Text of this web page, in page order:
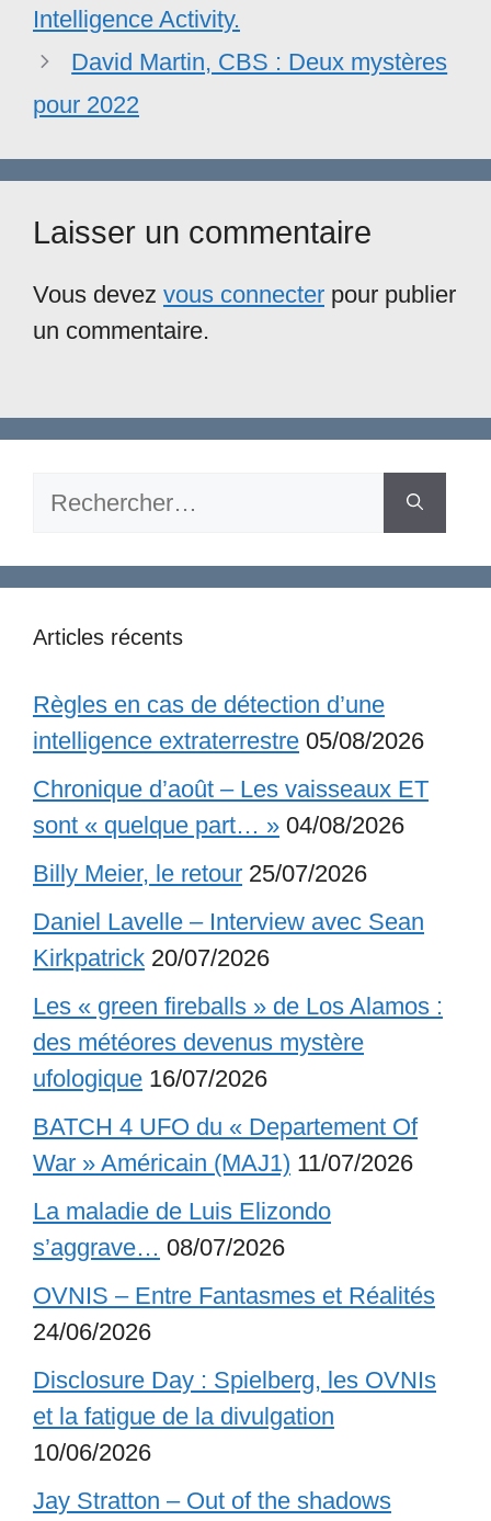
Intelligence Activity.
David Martin, CBS : Deux mystères
pour 2022
Laisser un commentaire
Vous devez vous connecter pour publier
un commentaire.
Rechercher :
Articles récents
Règles en cas de détection d’une
intelligence extraterrestre 05/08/2026
Chronique d’août – Les vaisseaux ET
sont « quelque part… » 04/08/2026
Billy Meier, le retour 25/07/2026
Daniel Lavelle – Interview avec Sean
Kirkpatrick 20/07/2026
Les « green fireballs » de Los Alamos :
des météores devenus mystère
ufologique 16/07/2026
BATCH 4 UFO du « Departement Of
War » Américain (MAJ1) 11/07/2026
La maladie de Luis Elizondo
s’aggrave… 08/07/2026
OVNIS – Entre Fantasmes et Réalités
24/06/2026
Disclosure Day : Spielberg, les OVNIs
et la fatigue de la divulgation
10/06/2026
Jay Stratton – Out of the shadows